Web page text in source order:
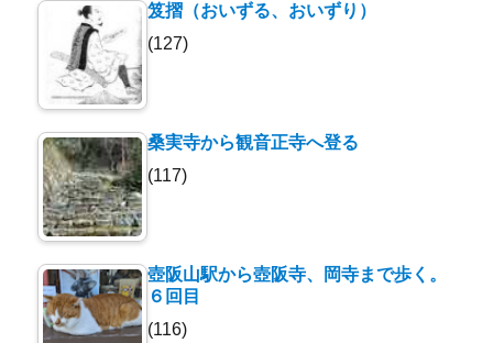
笈摺（おいずる、おいずり）
(127)
桑実寺から観音正寺へ登る
(117)
壺阪山駅から壺阪寺、岡寺まで歩く。
６回目
(116)